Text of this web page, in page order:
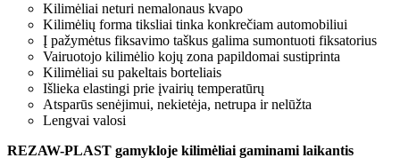
Kilimėliai neturi nemalonaus kvapo
Kilimėlių forma tiksliai tinka konkrečiam automobiliui
Į pažymėtus fiksavimo taškus galima sumontuoti fiksatorius
Vairuotojo kilimėlio kojų zona papildomai sustiprinta
Kilimėliai su pakeltais borteliais
Išlieka elastingi prie įvairių temperatūrų
Atsparūs senėjimui, nekietėja, netrupa ir nelūžta
Lengvai valosi
REZAW-PLAST gamykloje kilimėliai gaminami laikantis